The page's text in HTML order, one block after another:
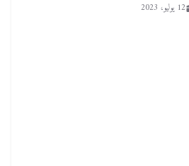
12 يوليو، 2023